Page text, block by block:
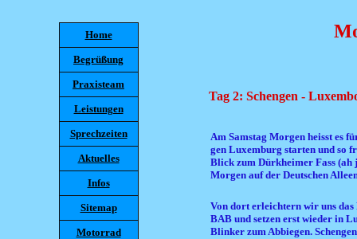
Home
Begrüßung
Praxisteam
Leistungen
Sprechzeiten
Aktuelles
Infos
Sitemap
Motorrad
Tag 2: Schengen -
Am Samstag Morgen heisst es
gen Luxemburg starten und so
Blick zum Dürkheimer Fass (ah
Morgen auf der Deutschen
Von dort erleichtern wir uns
BAB und setzen erst wieder in
Blinker zum Abbiegen.